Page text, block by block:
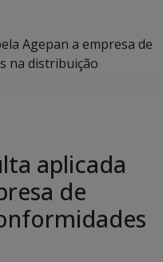
Agepan a empresa de
na distribuição
aplicada
de